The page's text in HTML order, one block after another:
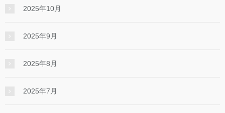
2025年10月
2025年9月
2025年8月
2025年7月